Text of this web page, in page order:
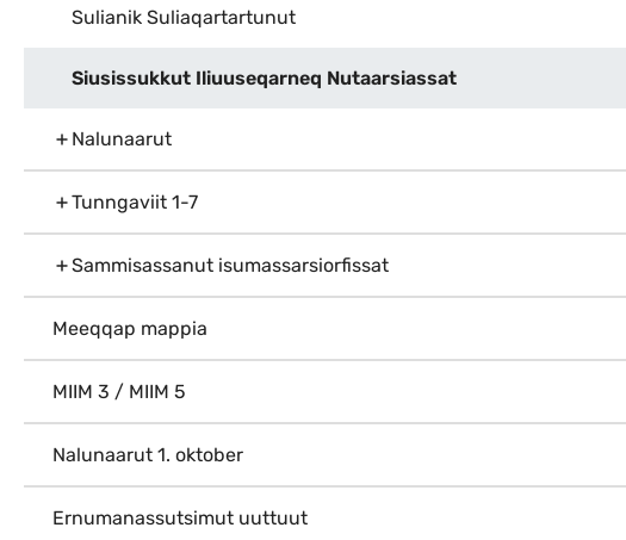
Sulianik Suliaqartartunut
Siusissukkut Iliuuseqarneq Nutaarsiassat
Nalunaarut
Tunngaviit 1-7
Sammisassanut isumassarsiorfissat
Meeqqap mappia
MIIM 3 / MIIM 5
Nalunaarut 1. oktober
Ernumanassutsimut uuttuut